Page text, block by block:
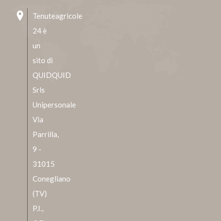
Tenuteagricole
24 è
un
sito di
QUIDQUID
Srls
Unipersonale
Via
Parrilla,
9 -
31015
Conegliano
(TV)
P.I.,